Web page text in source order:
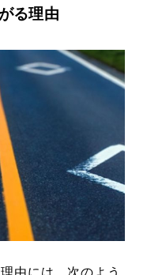
る理由
由には、次のよう